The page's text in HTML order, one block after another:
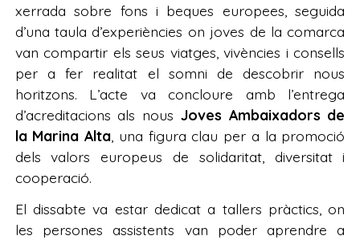
xerrada sobre fons i beques europees, seguida
d’una taula d’experiències on joves de la comarca
van compartir els seus viatges, vivències i consells
per a fer realitat el somni de descobrir nous
horitzons. L’acte va concloure amb l’entrega
d’acreditacions als nous Joves Ambaixadors de
la Marina Alta , una figura clau per a la promoció
dels valors europeus de solidaritat, diversitat i
cooperació.
El dissabte va estar dedicat a tallers pràctics, on
les persones assistents van poder aprendre a